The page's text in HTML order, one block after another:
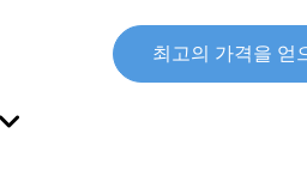
최고의 가격을 얻